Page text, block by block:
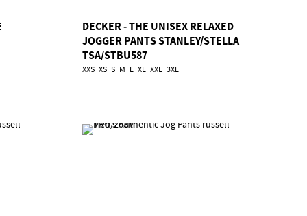
DECKER - THE UNISEX RELAXED
JOGGER PANTS STANLEY/STELLA
TSA/STBU587
XXS XS S M L XL XXL 3XL